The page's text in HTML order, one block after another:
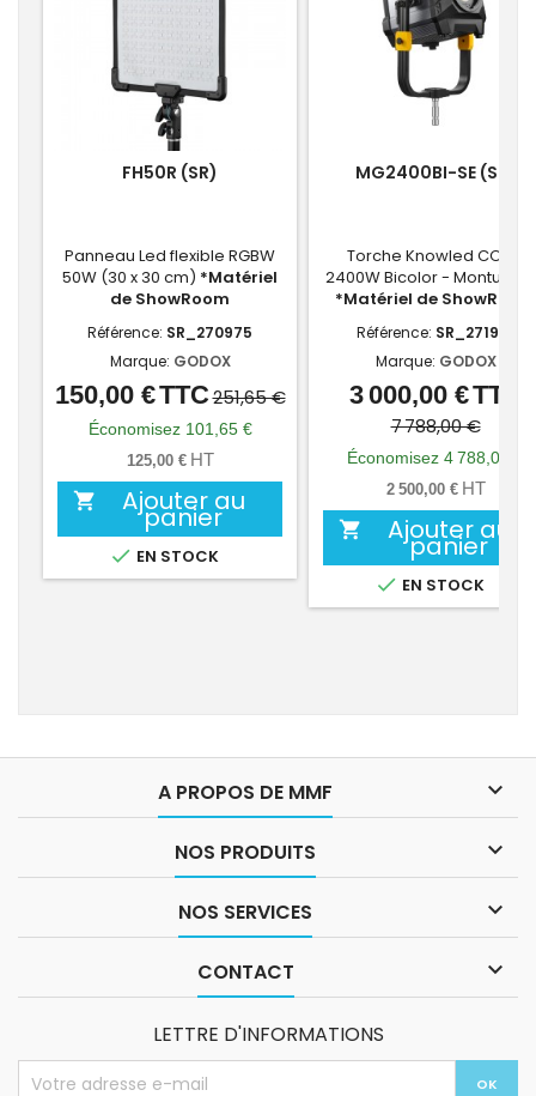
FH50R (SR)
Panneau Led flexible RGBW
50W (30 x 30 cm) *Matériel
de ShowRoom
Référence: SR_270975
Marque: GODOX
Prix
Prix
de
base
150,00 €TTC251,65 €
Économisez 101,65 €
125,00 € HT
 Ajouter au
panier
 EN STOCK
MG2400BI-SE (SR)
Torche Knowled COB -
2400W Bicolor - Monture
*Matériel de ShowRoom
Référence: SR_271915
Marque: GODOX
Prix
Prix
de
base
3 000,00 €TTC
7 788,00 €
Économisez 4 788,00 €
2 500,00 € HT
 Ajouter au
panier
 EN STOCK
A PROPOS DE MMF 
NOS PRODUITS 
NOS SERVICES 
CONTACT 
LETTRE D'INFORMATIONS